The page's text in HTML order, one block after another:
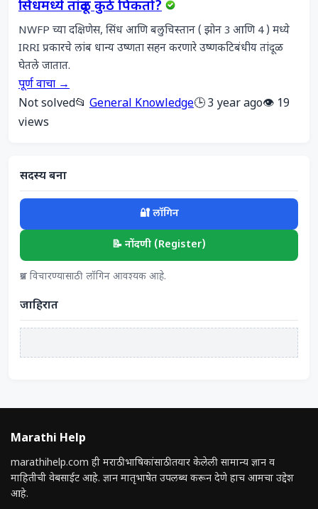
सिंधमध्ये तांदूळ कुठे पिकतो?
NWFP च्या दक्षिणेस, सिंध आणि बलुचिस्तान ( झोन 3 आणि 4 ) मध्ये
IRRI प्रकारचे लांब धान्य उष्णता सहन करणारे उष्णकटिबंधीय तांदूळ
घेतले जातात.
पूर्ण वाचा →
Not solved📂 General Knowledge🕒 3 year ago👁️ 19
views
सदस्य बना
🔐 लॉगिन
📝 नोंदणी (Register)
प्रश्न विचारण्यासाठी लॉगिन आवश्यक आहे.
जाहिरात
Marathi Help
marathihelp.com ही मराठी भाषिकांसाठी तयार केलेली सामान्य ज्ञान व
माहितीची वेबसाईट आहे. ज्ञान मातृभाषेत उपलब्ध करून देणे हाच आमचा उद्देश
आहे.